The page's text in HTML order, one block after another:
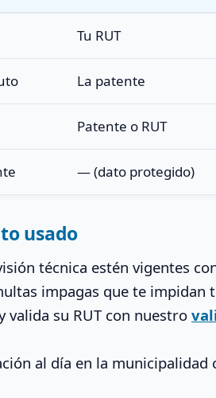
Tu RUT
La patente
Patente o RUT
— (dato protegido)
usado
técnica estén vigentes
impagas que te impidan
valida su RUT con nuestro
al día en la municipalidad